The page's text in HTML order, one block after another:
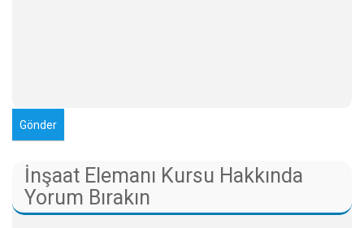
İnşaat Elemanı Kursu Hakkında
Yorum Bırakın